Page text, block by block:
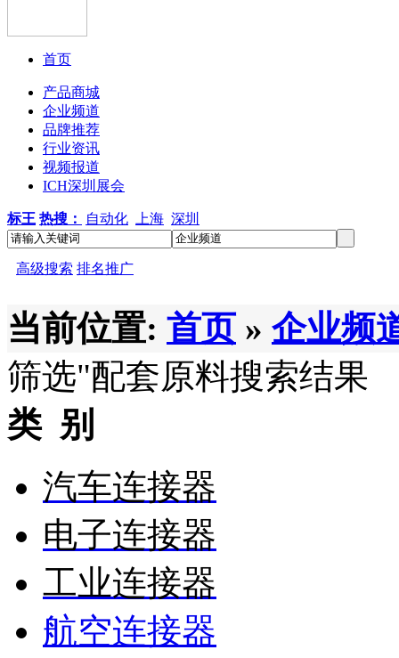
首页
产品商城
企业频道
品牌推荐
行业资讯
视频报道
ICH深圳展会
标王 热搜： 自动化 上海 深圳
高级搜索 排名推广
当前位置: 首页 » 企业频
筛选"配套原料搜索结果
类 别
汽车连接器
电子连接器
工业连接器
航空连接器